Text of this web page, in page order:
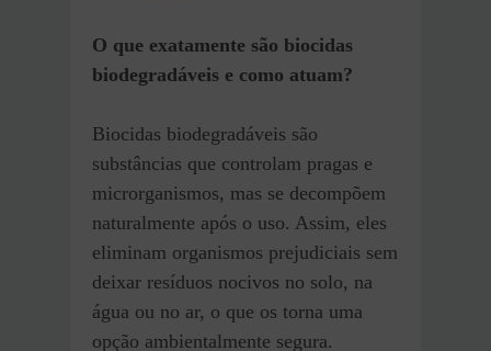
O que exatamente são biocidas
biodegradáveis e como atuam?
Biocidas biodegradáveis são
substâncias que controlam pragas e
microrganismos, mas se decompõem
naturalmente após o uso. Assim, eles
eliminam organismos prejudiciais sem
deixar resíduos nocivos no solo, na
água ou no ar, o que os torna uma
opção ambientalmente segura.